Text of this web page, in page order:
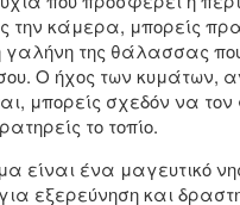
την κάμερα, μπορείς
γαλήνη της θάλασσας
Ο ήχος των κυμάτων,
μπορείς σχεδόν να
το τοπίο.
είναι ένα μαγευτικό
εξερεύνηση και